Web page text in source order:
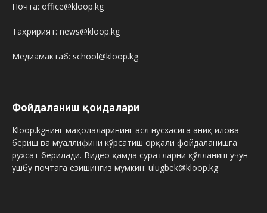
Почта: office@kloop.kg
Таҳририят: news@kloop.kg
Медиамактаб: school@kloop.kg
Фойдаланиш қоидалари
Kloop.kgнинг мақолаларининг асл нусхасига аниқ илова
бериш ва муаллифини кўрсатиш орқали фойдаланишга
рухсат берилади. Видео ҳамда суратларни қўлланиш учун
ушбу почтага ёзишингиз мумкин: ulugbek@kloop.kg